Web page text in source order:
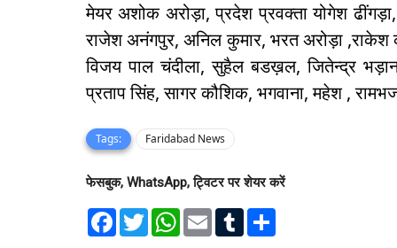
मेयर अशोक अरोड़ा, प्रदेश प्रवक्ता योगेश
राजेश अनंगपुर, अनिल कुमार, भरत अरोड़ा ,राकेश
विजय पाल चंदीला, सुहैल बडख़ल, जितेन्द्र
प्रताप सिंह, सागर कौशिक, भगवाना, महेश ,
Tags: Faridabad News
फेसबुक, WhatsApp, ट्विटर पर शेयर करें
F
T
w
W
E
T